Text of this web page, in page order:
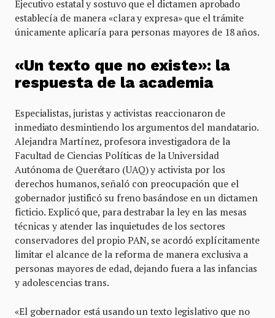
Ejecutivo estatal y sostuvo que el dictamen aprobado
establecía de manera «clara y expresa» que el trámite
únicamente aplicaría para personas mayores de 18 años.
«Un texto que no existe»: la
respuesta de la academia
Especialistas, juristas y activistas reaccionaron de
inmediato desmintiendo los argumentos del mandatario.
Alejandra Martínez, profesora investigadora de la
Facultad de Ciencias Políticas de la Universidad
Autónoma de Querétaro (UAQ) y activista por los
derechos humanos, señaló con preocupación que el
gobernador justificó su freno basándose en un dictamen
ficticio. Explicó que, para destrabar la ley en las mesas
técnicas y atender las inquietudes de los sectores
conservadores del propio PAN, se acordó explícitamente
limitar el alcance de la reforma de manera exclusiva a
personas mayores de edad, dejando fuera a las infancias
y adolescencias trans.
«El gobernador está usando un texto legislativo que no